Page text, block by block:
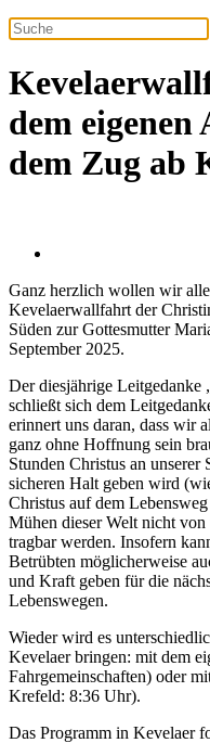
dem
dem Zug ab
Ganz herzlich wollen wir
Kevelaerwallfahrt der
Süden zur Gottesmutter
September 2025.
Der diesjährige
schließt sich dem
erinnert uns daran, dass wir
ganz ohne Hoffnung sein
Stunden Christus an
sicheren Halt geben wird
Christus auf dem
Mühen dieser Welt nicht von
tragbar werden. Insofern
Betrübten möglicherweise
und Kraft geben für die
Lebenswegen.
Wieder wird es
Kevelaer bringen: mit dem
Fahrgemeinschaften) oder
Krefeld: 8:36 Uhr).
Das Programm in Kevelaer